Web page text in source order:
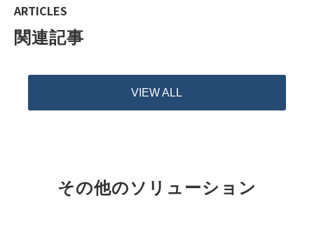
ARTICLES
関連記事
VIEW ALL
その他のソリューション